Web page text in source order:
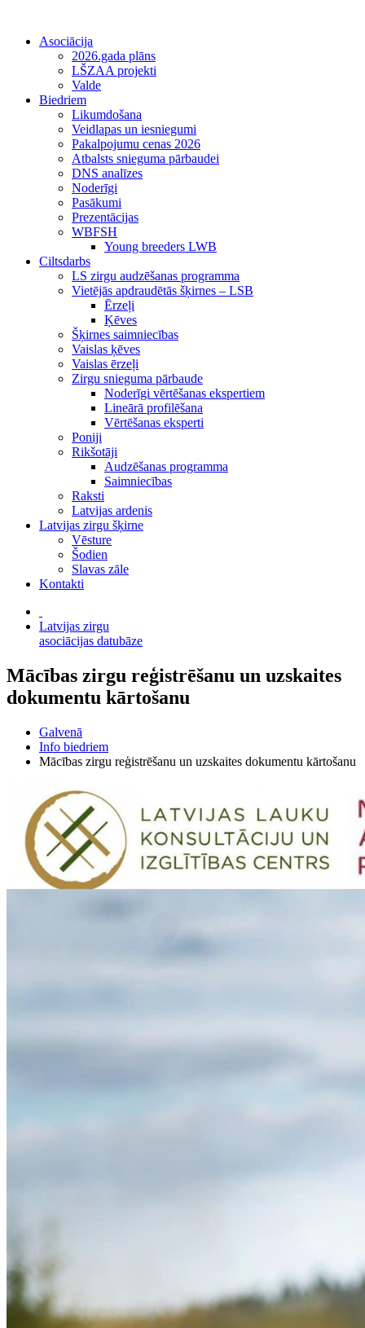
Asociācija
2026.gada plāns
LŠZAA projekti
Valde
Biedriem
Likumdošana
Veidlapas un iesniegumi
Pakalpojumu cenas 2026
Atbalsts snieguma pārbaudei
DNS analīzes
Noderīgi
Pasākumi
Prezentācijas
WBFSH
Young breeders LWB
Ciltsdarbs
LS zirgu audzēšanas programma
Vietējās apdraudētās šķirnes – LSB
Ērzeļi
Ķēves
Šķirnes saimniecības
Vaislas ķēves
Vaislas ērzeļi
Zirgu snieguma pārbaude
Noderīgi vērtēšanas ekspertiem
Lineārā profilēšana
Vērtēšanas eksperti
Poniji
Rikšotāji
Audzēšanas programma
Saimniecības
Raksti
Latvijas ardenis
Latvijas zirgu šķirne
Vēsture
Šodien
Slavas zāle
Kontakti
Latvijas zirgu
asociācijas datubāze
Mācības zirgu reģistrēšanu un uzskaites
dokumentu kārtošanu
Galvenā
Info biedriem
Mācības zirgu reģistrēšanu un uzskaites dokumentu kārtošanu